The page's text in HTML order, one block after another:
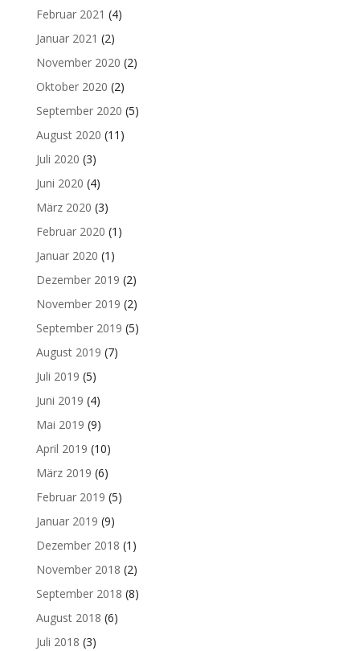
Februar 2021 (4)
Januar 2021 (2)
November 2020 (2)
Oktober 2020 (2)
September 2020 (5)
August 2020 (11)
Juli 2020 (3)
Juni 2020 (4)
März 2020 (3)
Februar 2020 (1)
Januar 2020 (1)
Dezember 2019 (2)
November 2019 (2)
September 2019 (5)
August 2019 (7)
Juli 2019 (5)
Juni 2019 (4)
Mai 2019 (9)
April 2019 (10)
März 2019 (6)
Februar 2019 (5)
Januar 2019 (9)
Dezember 2018 (1)
November 2018 (2)
September 2018 (8)
August 2018 (6)
Juli 2018 (3)